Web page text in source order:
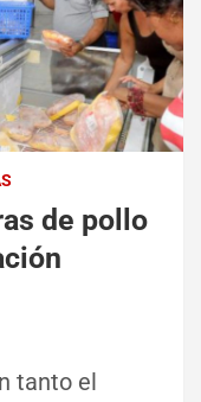
de pollo
tanto el